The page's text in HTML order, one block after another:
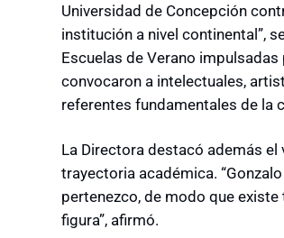
Universidad de Concepción
institución a nivel continental”,
Escuelas de Verano
convocaron a intelectuales,
referentes fundamentales de la
La Directora destacó además el
trayectoria académica.
pertenezco, de modo que
figura”, afirmó.